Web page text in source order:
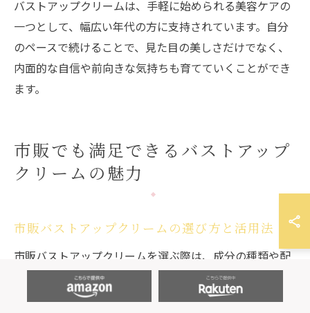
バストアップクリームは、手軽に始められる美容ケアの
一つとして、幅広い年代の方に支持されています。自分
のペースで続けることで、見た目の美しさだけでなく、
内面的な自信や前向きな気持ちも育てていくことができ
ます。
市販でも満足できるバストアップ
クリームの魅力
市販バストアップクリームの選び方と活用法
市販バストアップクリームを選ぶ際は、成分の種類や配
合バランス、肌へのやさしさを重視することが大切で
す。特に、ボリュームアップやハリにアプローチする成